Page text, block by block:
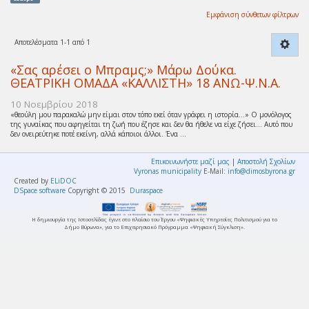
Εμφάνιση σύνθετων φίλτρων
Αποτελέσματα 1-1 από 1
«Σας αρέσει ο Μπραμς;» Μάρω Δούκα.
ΘΕΑΤΡΙΚΗ ΟΜΑΔΑ «ΚΑΛΛΙΣΤΗ» 18 ΑΝΩ-Ψ.Ν.Α.
10 Νοεμβρίου 2018
«θεούλη μου παρακαλώ μην είμαι στον τόπο εκεί όταν γράφει η ιστορία…» Ο μονόλογος
της γυναίκας που αφηγείται τη ζωή που έζησε και δεν θα ήθελε να είχε ζήσει… Αυτό που
δεν ονειρεύτηκε ποτέ εκείνη, αλλά κάποιοι άλλοι. Ένα ...
Επικοινωνήστε μαζί μας | Αποστολή Σχολίων
Vyronas municipality E-Mail: info@dimosbyrona.gr
Created by ELiDOC
DSpace software Copyright © 2015 Duraspace
Η δημιουργία της Ιστοσελίδας έγινε στο πλαίσιο του Έργου «Ψηφιακές Υπηρεσίες Πολιτισμού για το
Δήμο Βύρωνα», για το Επιχειρησιακό Πρόγραμμα «Ψηφιακή Σύγκλιση».